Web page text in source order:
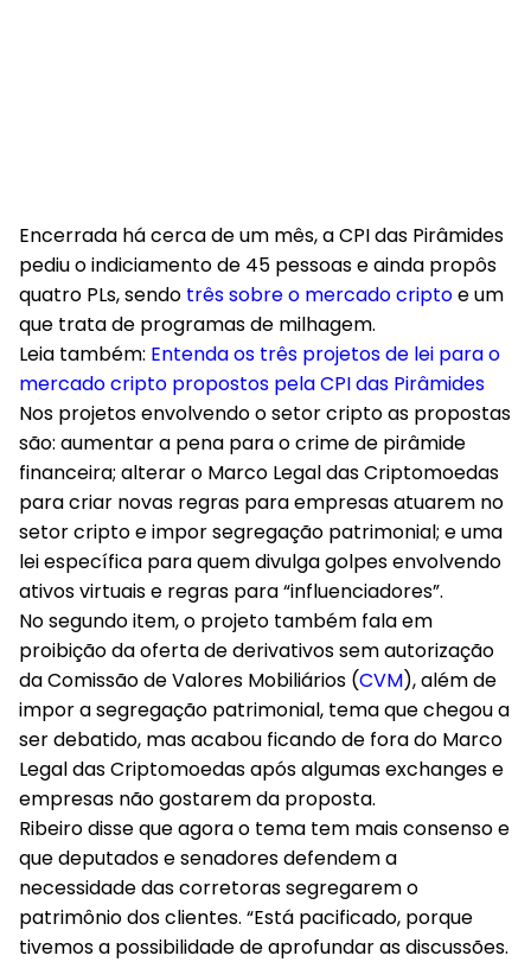
Encerrada há cerca de um mês, a CPI das Pirâmides
pediu o indiciamento de 45 pessoas e ainda propôs
quatro PLs, sendo três sobre o mercado criptoe um
que trata de programas de milhagem.
Leia também: Entenda os três projetos de lei para o
mercado cripto propostos pela CPI das Pirâmides
Nos projetos envolvendo o setor cripto as propostas
são: aumentar a pena para o crime de pirâmide
financeira; alterar o Marco Legal das Criptomoedas
para criar novas regras para empresas atuarem no
setor cripto e impor segregação patrimonial; e uma
lei específica para quem divulga golpes envolvendo
ativos virtuais e regras para “influenciadores”.
No segundo item, o projeto também fala em
proibição da oferta de derivativos sem autorização
da Comissão de Valores Mobiliários (CVM), além de
impor a segregação patrimonial, tema que chegou a
ser debatido, mas acabou ficando de fora do Marco
Legal das Criptomoedas após algumas exchanges e
empresas não gostarem da proposta.
Ribeiro disse que agora o tema tem mais consenso e
que deputados e senadores defendem a
necessidade das corretoras segregarem o
patrimônio dos clientes. “Está pacificado, porque
tivemos a possibilidade de aprofundar as discussões.